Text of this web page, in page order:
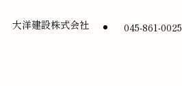
大洋建設株式会社 045-861-0025